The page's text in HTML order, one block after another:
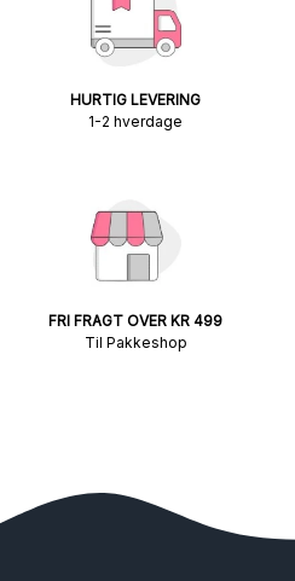
HURTIG LEVERING
1-2 hverdage
FRI FRAGT OVER KR 499
Til Pakkeshop